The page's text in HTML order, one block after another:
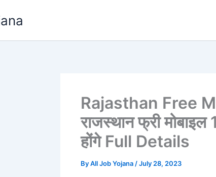
Rajasthan Free
राजस्थान फ्री
होंगे Full Details
ByAll Job Yojana /July 28, 2023